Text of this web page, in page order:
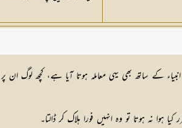
انبیاء کے ساتھ بھی یہی معاملہ ہوتا آیا ہے،
نہ ہوتا تو وہ انہیں فورا ہلاک کر ڈالتا۔